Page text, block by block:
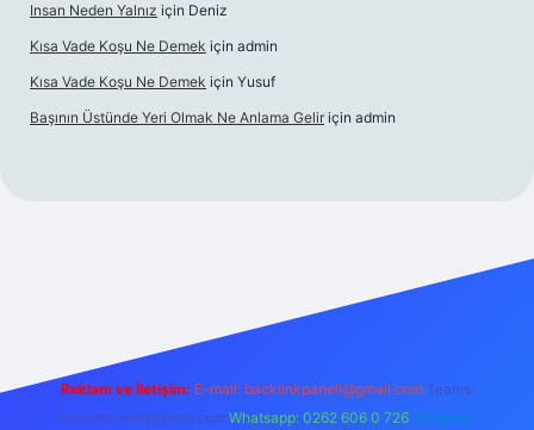
Insan Neden Yalnız için Deniz
Kısa Vade Koşu Ne Demek için admin
Kısa Vade Koşu Ne Demek için Yusuf
Başının Üstünde Yeri Olmak Ne Anlama Gelir için admin
Reklam ve İletişim: E-mail: backlinkpaneli@gmail.com Teams:
forumhizmeti@gmail.com Whatsapp: 0262 606 0 726 Telegram: